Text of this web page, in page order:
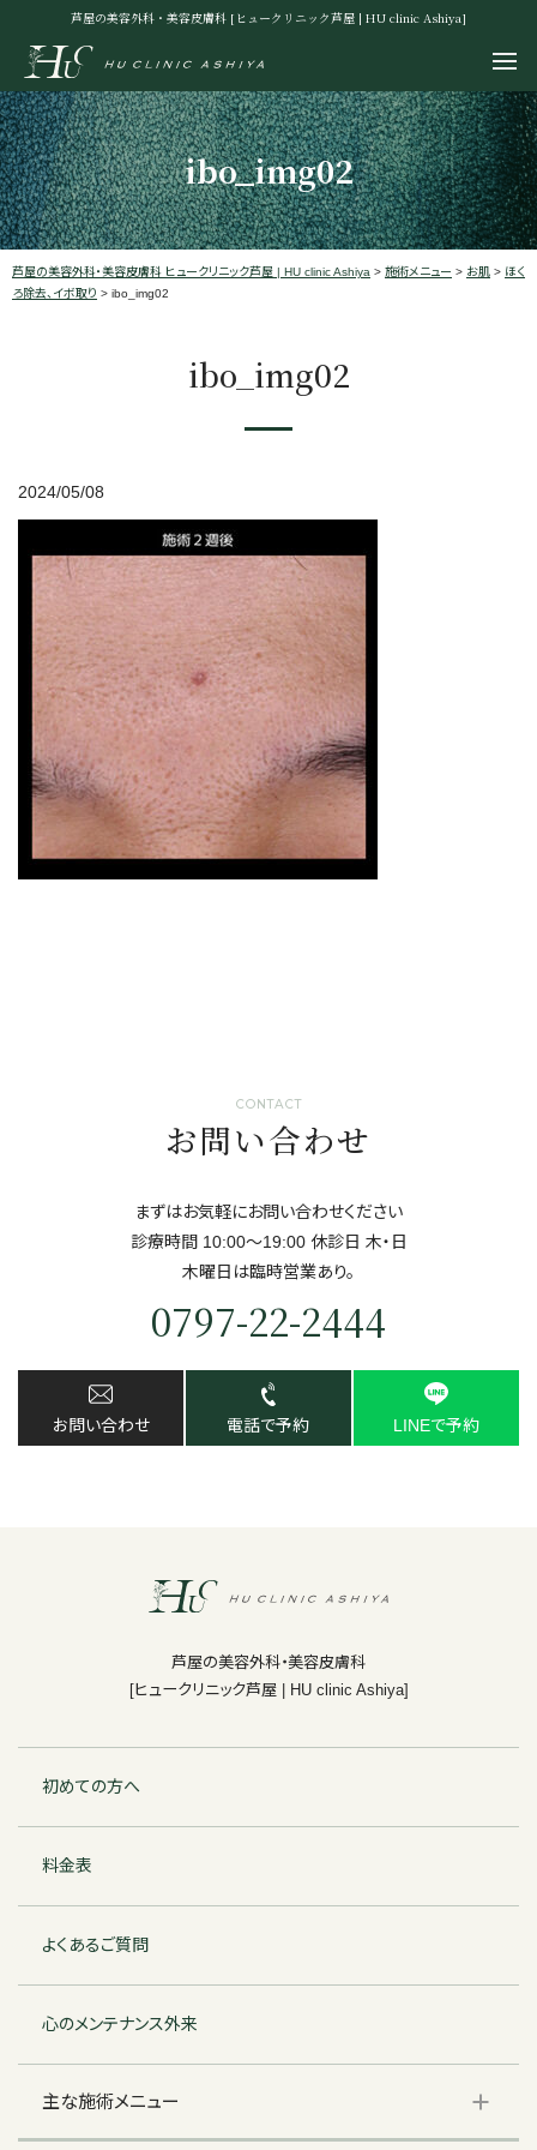
芦屋の美容外科・美容皮膚科 [ヒュークリニック芦屋 | HU clinic Ashiya]
ibo_img02
芦屋の美容外科・美容皮膚科 ヒュークリニック芦屋 | HU clinic Ashiya > 施術メニュー > お肌 > ほく
ろ除去、イボ取り > ibo_img02
ibo_img02
2024/05/08
CONTACT
お問い合わせ
まずはお気軽にお問い合わせください
診療時間 10:00～19:00 休診日 ⽊・⽇
⽊曜日は臨時営業あり。
0797-22-2444
お問い合わせ 電話で予約 LINEで予約
芦屋の美容外科・美容皮膚科
[ヒュークリニック芦屋 | HU clinic Ashiya]
初めての方へ
料金表
よくあるご質問
心のメンテナンス外来
主な施術メニュー